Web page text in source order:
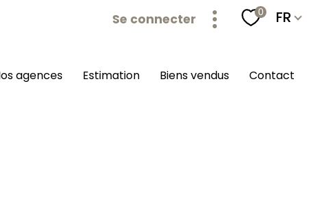
Se connecter 0 Langue
FR
nos agences estimation biens vendus contact